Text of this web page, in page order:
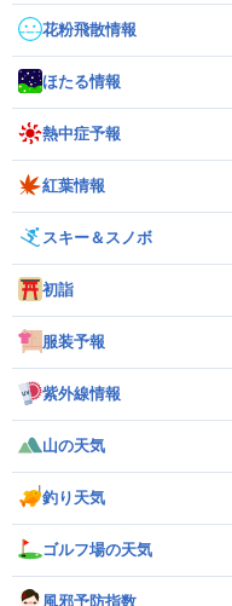
花粉飛散情報
ほたる情報
熱中症予報
紅葉情報
スキー＆スノボ
初詣
服装予報
紫外線情報
山の天気
釣り天気
ゴルフ場の天気
風邪予防指数